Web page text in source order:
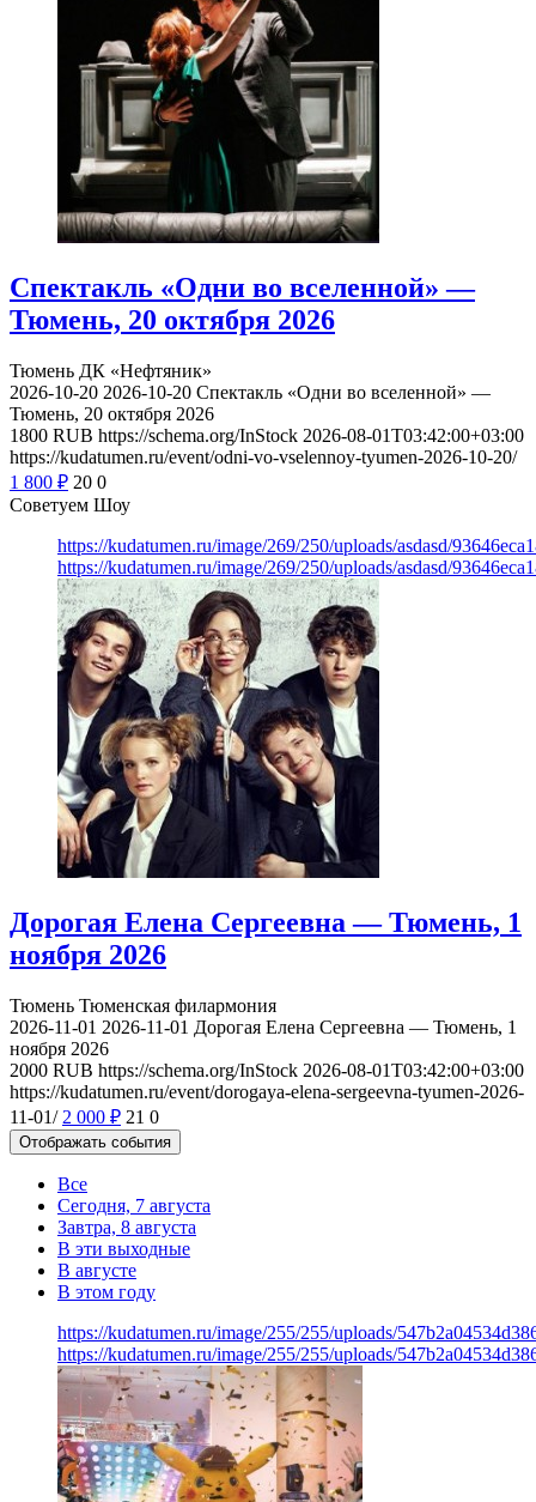
Спектакль «Одни во вселенной» —
Тюмень, 20 октября 2026
Тюмень ДК «Нефтяник»
2026-10-20 2026-10-20 Спектакль «Одни во вселенной» —
Тюмень, 20 октября 2026
1800 RUB https://schema.org/InStock 2026-08-01T03:42:00+03:00
https://kudatumen.ru/event/odni-vo-vselennoy-tyumen-2026-10-20/
1 800 ₽ 20 0
Советуем Шоу
https://kudatumen.ru/image/269/250/uploads/asdasd/
https://kudatumen.ru/image/269/250/uploads/asdasd/
Дорогая Елена Сергеевна — Тюмень, 1
ноября 2026
Тюмень Тюменская филармония
2026-11-01 2026-11-01 Дорогая Елена Сергеевна — Тюмень, 1
ноября 2026
2000 RUB https://schema.org/InStock 2026-08-01T03:42:00+03:00
https://kudatumen.ru/event/dorogaya-elena-sergeevna-tyumen-2026-
11-01/ 2 000 ₽ 21 0
Отображать события
Все
Сегодня, 7 августа
Завтра, 8 августа
В эти выходные
В августе
В этом году
https://kudatumen.ru/image/255/255/uploads/
https://kudatumen.ru/image/255/255/uploads/